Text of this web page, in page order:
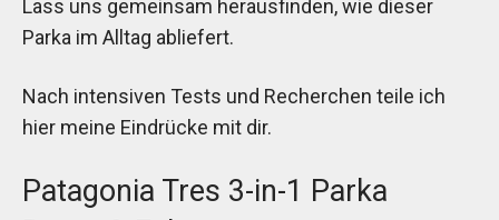
Lass uns gemeinsam herausfinden, wie dieser
Parka im Alltag abliefert.
Nach intensiven Tests und Recherchen teile ich
hier meine Eindrücke mit dir.
Patagonia Tres 3-in-1 Parka